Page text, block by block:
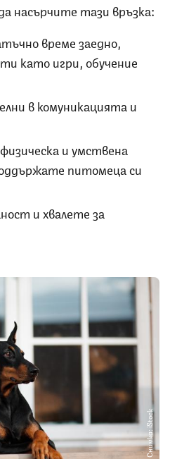
насърчите тази връзка:
време заедно,
като игри, обучение
в комуникацията и
и умствена
питомеца си
и хвалете за
Снимка: iStock